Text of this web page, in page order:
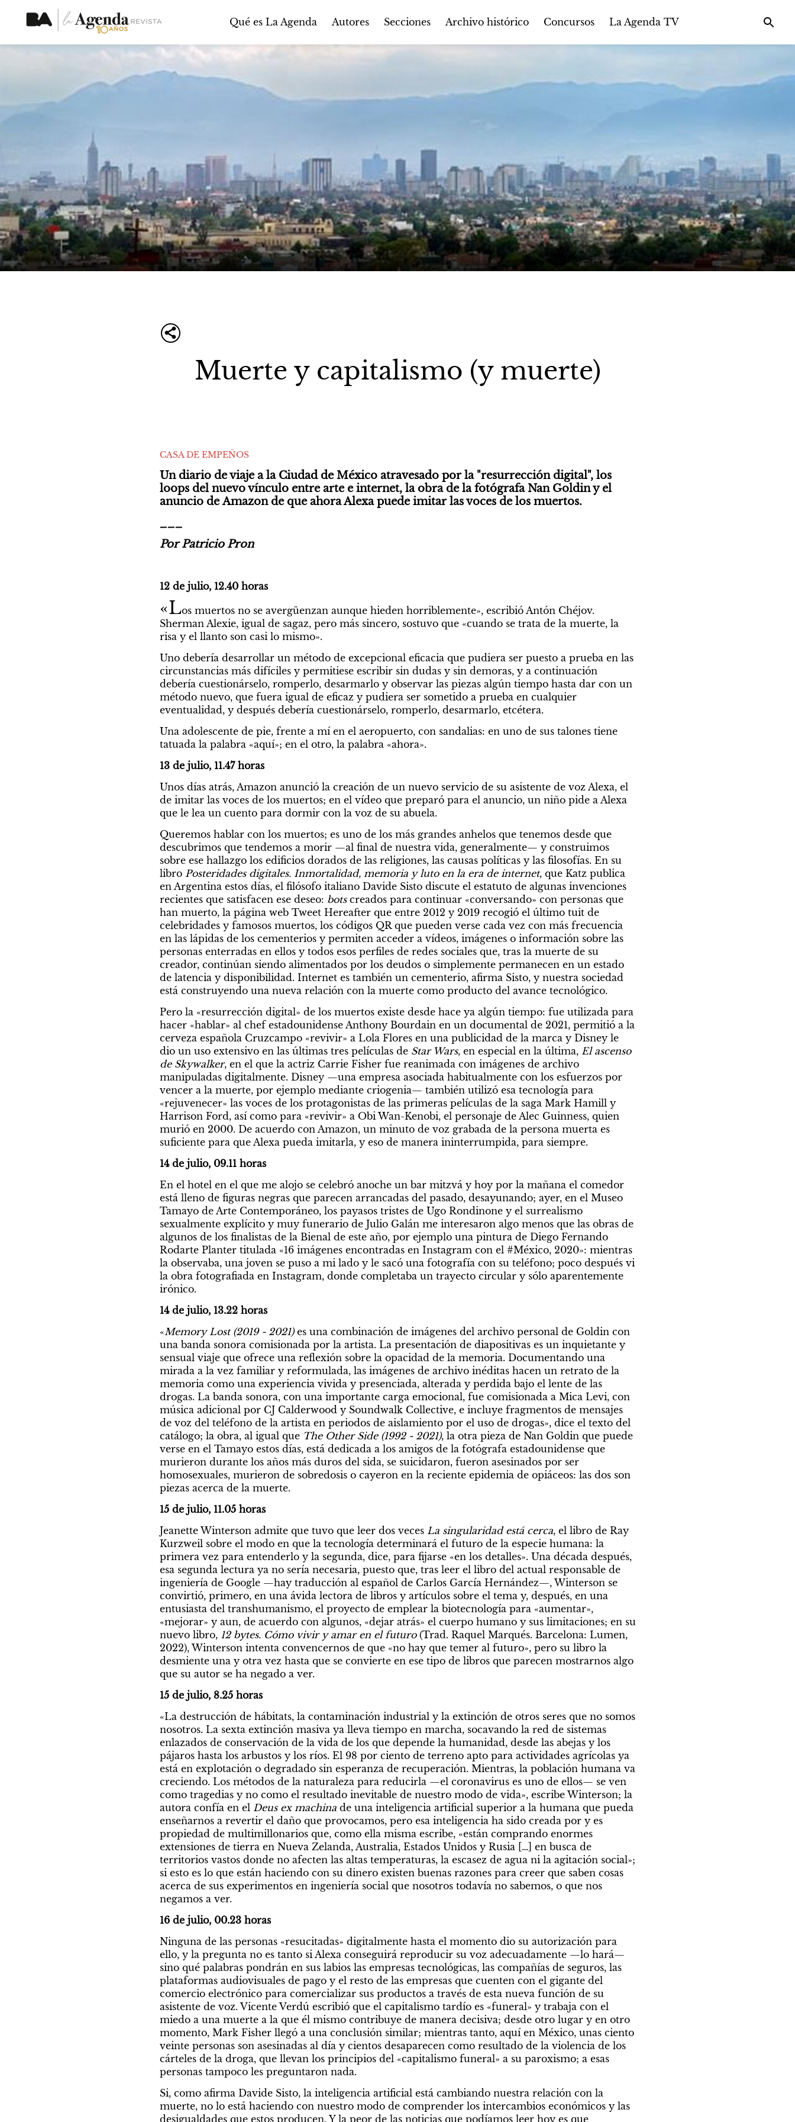
Qué es La Agenda Autores Secciones Archivo histórico Concursos La Agenda TV
Muerte y capitalismo (y muerte)
CASA DE EMPEÑOS
Un diario de viaje a la Ciudad de México atravesado por la "resurrección digital", los
loops del nuevo vínculo entre arte e internet, la obra de la fotógrafa Nan Goldin y el
anuncio de Amazon de que ahora Alexa puede imitar las voces de los muertos.
Por Patricio Pron
12 de julio, 12.40 horas
«Los muertos no se avergüenzan aunque hieden horriblemente», escribió Antón Chéjov.
Sherman Alexie, igual de sagaz, pero más sincero, sostuvo que «cuando se trata de la muerte, la
risa y el llanto son casi lo mismo».
Uno debería desarrollar un método de excepcional eficacia que pudiera ser puesto a prueba en las
circunstancias más difíciles y permitiese escribir sin dudas y sin demoras, y a continuación
debería cuestionárselo, romperlo, desarmarlo y observar las piezas algún tiempo hasta dar con un
método nuevo, que fuera igual de eficaz y pudiera ser sometido a prueba en cualquier
eventualidad, y después debería cuestionárselo, romperlo, desarmarlo, etcétera.
Una adolescente de pie, frente a mí en el aeropuerto, con sandalias: en uno de sus talones tiene
tatuada la palabra «aquí»; en el otro, la palabra «ahora».
13 de julio, 11.47 horas
Unos días atrás, Amazon anunció la creación de un nuevo servicio de su asistente de voz Alexa, el
de imitar las voces de los muertos; en el vídeo que preparó para el anuncio, un niño pide a Alexa
que le lea un cuento para dormir con la voz de su abuela.
Queremos hablar con los muertos; es uno de los más grandes anhelos que tenemos desde que
descubrimos que tendemos a morir —al final de nuestra vida, generalmente— y construimos
sobre ese hallazgo los edificios dorados de las religiones, las causas políticas y las filosofías. En su
libro Posteridades digitales. Inmortalidad, memoria y luto en la era de internet, que Katz publica
en Argentina estos días, el filósofo italiano Davide Sisto discute el estatuto de algunas invenciones
recientes que satisfacen ese deseo: bots creados para continuar «conversando» con personas que
han muerto, la página web Tweet Hereafter que entre 2012 y 2019 recogió el último tuit de
celebridades y famosos muertos, los códigos QR que pueden verse cada vez con más frecuencia
en las lápidas de los cementerios y permiten acceder a vídeos, imágenes o información sobre las
personas enterradas en ellos y todos esos perfiles de redes sociales que, tras la muerte de su
creador, continúan siendo alimentados por los deudos o simplemente permanecen en un estado
de latencia y disponibilidad. Internet es también un cementerio, afirma Sisto, y nuestra sociedad
está construyendo una nueva relación con la muerte como producto del avance tecnológico.
Pero la «resurrección digital» de los muertos existe desde hace ya algún tiempo: fue utilizada para
hacer «hablar» al chef estadounidense Anthony Bourdain en un documental de 2021, permitió a la
cerveza española Cruzcampo «revivir» a Lola Flores en una publicidad de la marca y Disney le
dio un uso extensivo en las últimas tres películas de Star Wars, en especial en la última, El ascenso
de Skywalker, en el que la actriz Carrie Fisher fue reanimada con imágenes de archivo
manipuladas digitalmente. Disney —una empresa asociada habitualmente con los esfuerzos por
vencer a la muerte, por ejemplo mediante criogenia— también utilizó esa tecnología para
«rejuvenecer» las voces de los protagonistas de las primeras películas de la saga Mark Hamill y
Harrison Ford, así como para «revivir» a Obi Wan-Kenobi, el personaje de Alec Guinness, quien
murió en 2000. De acuerdo con Amazon, un minuto de voz grabada de la persona muerta es
suficiente para que Alexa pueda imitarla, y eso de manera ininterrumpida, para siempre.
14 de julio, 09.11 horas
En el hotel en el que me alojo se celebró anoche un bar mitzvá y hoy por la mañana el comedor
está lleno de figuras negras que parecen arrancadas del pasado, desayunando; ayer, en el Museo
Tamayo de Arte Contemporáneo, los payasos tristes de Ugo Rondinone y el surrealismo
sexualmente explícito y muy funerario de Julio Galán me interesaron algo menos que las obras de
algunos de los finalistas de la Bienal de este año, por ejemplo una pintura de Diego Fernando
Rodarte Planter titulada «16 imágenes encontradas en Instagram con el #México, 2020»: mientras
la observaba, una joven se puso a mi lado y le sacó una fotografía con su teléfono; poco después vi
la obra fotografiada en Instagram, donde completaba un trayecto circular y sólo aparentemente
irónico.
14 de julio, 13.22 horas
«Memory Lost (2019 - 2021) es una combinación de imágenes del archivo personal de Goldin con
una banda sonora comisionada por la artista. La presentación de diapositivas es un inquietante y
sensual viaje que ofrece una reflexión sobre la opacidad de la memoria. Documentando una
mirada a la vez familiar y reformulada, las imágenes de archivo inéditas hacen un retrato de la
memoria como una experiencia vivida y presenciada, alterada y perdida bajo el lente de las
drogas. La banda sonora, con una importante carga emocional, fue comisionada a Mica Levi, con
música adicional por CJ Calderwood y Soundwalk Collective, e incluye fragmentos de mensajes
de voz del teléfono de la artista en periodos de aislamiento por el uso de drogas», dice el texto del
catálogo; la obra, al igual que The Other Side (1992 - 2021), la otra pieza de Nan Goldin que puede
verse en el Tamayo estos días, está dedicada a los amigos de la fotógrafa estadounidense que
murieron durante los años más duros del sida, se suicidaron, fueron asesinados por ser
homosexuales, murieron de sobredosis o cayeron en la reciente epidemia de opiáceos: las dos son
piezas acerca de la muerte.
15 de julio, 11.05 horas
Jeanette Winterson admite que tuvo que leer dos veces La singularidad está cerca, el libro de Ray
Kurzweil sobre el modo en que la tecnología determinará el futuro de la especie humana: la
primera vez para entenderlo y la segunda, dice, para fijarse «en los detalles». Una década después,
esa segunda lectura ya no sería necesaria, puesto que, tras leer el libro del actual responsable de
ingeniería de Google —hay traducción al español de Carlos García Hernández—, Winterson se
convirtió, primero, en una ávida lectora de libros y artículos sobre el tema y, después, en una
entusiasta del transhumanismo, el proyecto de emplear la biotecnología para «aumentar»,
«mejorar» y aun, de acuerdo con algunos, «dejar atrás» el cuerpo humano y sus limitaciones; en su
nuevo libro, 12 bytes. Cómo vivir y amar en el futuro (Trad. Raquel Marqués. Barcelona: Lumen,
2022), Winterson intenta convencernos de que «no hay que temer al futuro», pero su libro la
desmiente una y otra vez hasta que se convierte en ese tipo de libros que parecen mostrarnos algo
que su autor se ha negado a ver.
15 de julio, 8.25 horas
«La destrucción de hábitats, la contaminación industrial y la extinción de otros seres que no somos
nosotros. La sexta extinción masiva ya lleva tiempo en marcha, socavando la red de sistemas
enlazados de conservación de la vida de los que depende la humanidad, desde las abejas y los
pájaros hasta los arbustos y los ríos. El 98 por ciento de terreno apto para actividades agrícolas ya
está en explotación o degradado sin esperanza de recuperación. Mientras, la población humana va
creciendo. Los métodos de la naturaleza para reducirla —el coronavirus es uno de ellos— se ven
como tragedias y no como el resultado inevitable de nuestro modo de vida», escribe Winterson; la
autora confía en el Deus ex machina de una inteligencia artificial superior a la humana que pueda
enseñarnos a revertir el daño que provocamos, pero esa inteligencia ha sido creada por y es
propiedad de multimillonarios que, como ella misma escribe, «están comprando enormes
extensiones de tierra en Nueva Zelanda, Australia, Estados Unidos y Rusia […] en busca de
territorios vastos donde no afecten las altas temperaturas, la escasez de agua ni la agitación social»;
si esto es lo que están haciendo con su dinero existen buenas razones para creer que saben cosas
acerca de sus experimentos en ingeniería social que nosotros todavía no sabemos, o que nos
negamos a ver.
16 de julio, 00.23 horas
Ninguna de las personas «resucitadas» digitalmente hasta el momento dio su autorización para
ello, y la pregunta no es tanto si Alexa conseguirá reproducir su voz adecuadamente —lo hará—
sino qué palabras pondrán en sus labios las empresas tecnológicas, las compañías de seguros, las
plataformas audiovisuales de pago y el resto de las empresas que cuenten con el gigante del
comercio electrónico para comercializar sus productos a través de esta nueva función de su
asistente de voz. Vicente Verdú escribió que el capitalismo tardío es «funeral» y trabaja con el
miedo a una muerte a la que él mismo contribuye de manera decisiva; desde otro lugar y en otro
momento, Mark Fisher llegó a una conclusión similar; mientras tanto, aquí en México, unas ciento
veinte personas son asesinadas al día y cientos desaparecen como resultado de la violencia de los
cárteles de la droga, que llevan los principios del «capitalismo funeral» a su paroxismo; a esas
personas tampoco les preguntaron nada.
Si, como afirma Davide Sisto, la inteligencia artificial está cambiando nuestra relación con la
muerte, no lo está haciendo con nuestro modo de comprender los intercambios económicos y las
desigualdades que estos producen. Y la peor de las noticias que podíamos leer hoy es que